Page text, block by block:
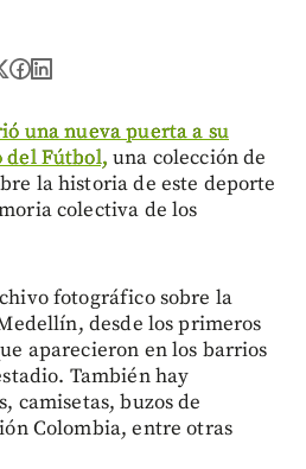
una nueva puerta a su
del Fútbol, una colección de
la historia de este deporte
colectiva de los
fotográfico sobre la
desde los primeros
aparecieron en los barrios
También hay
camisetas, buzos de
Colombia, entre otras